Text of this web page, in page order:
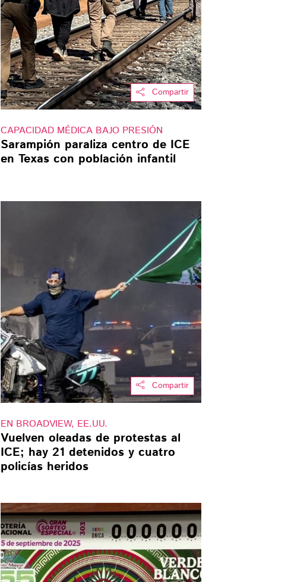
Compartir
CAPACIDAD MÉDICA BAJO PRESIÓN
Sarampión paraliza centro de ICE
en Texas con población infantil
Compartir
EN BROADVIEW, EE.UU.
Vuelven oleadas de protestas al
ICE; hay 21 detenidos y cuatro
policías heridos